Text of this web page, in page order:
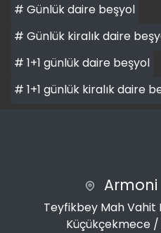
# Günlük daire beşyol
# Günlük kiralık daire
# 1+1 günlük daire beşyol
# 1+1 günlük kiralık daire
Armoni
Teyfikbey Mah Vahit
Küçükçekmece